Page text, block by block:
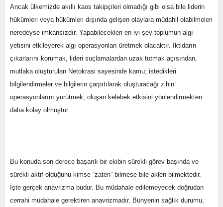
Ancak ülkemizde akıllı kaos takipçileri olmadığı gibi olsa bile liderin
hükümleri veya hükümleri dışında gelişen olaylara müdahil olabilmeleri
neredeyse imkansızdır. Yapabilecekleri en iyi şey toplumun algı
yetisini etkileyerek algı operasyonları üretmek olacaktır. İktidarın
çıkarlarını korumak, lideri suçlamalardan uzak tutmak açısından,
mutlaka oluşturulan Netokrasi sayesinde kamu; istedikleri
bilgilendirmeler ve bilgilerin çarpıtılarak oluşturacağı zihin
operasyonlarını yürütmek; oluşan kelebek etkisini yönlendirmekten
daha kolay olmuştur.
Bu konuda son derece başarılı bir ekibin sürekli görev başında ve
sürekli aktif olduğunu kimse “zaten” bilmese bile aklen bilmektedir.
İşte gerçek anavrizma budur. Bu müdahale edilemeyecek doğrudan
cerrahi müdahale gerektiren anavrizmadır. Bünyenin sağlık durumu,